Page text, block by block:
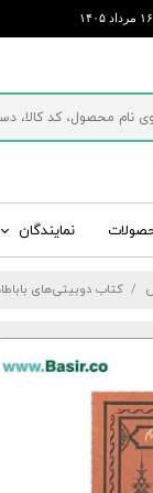
نمایندگان
ایران
کتاب دوبیتی‌های